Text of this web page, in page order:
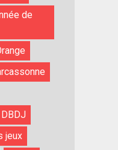
de
DBDJ
jeux